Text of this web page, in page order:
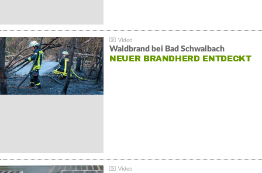
Waldbrand bei Bad Schwalbach
NEUER BRANDHERD ENTDECKT